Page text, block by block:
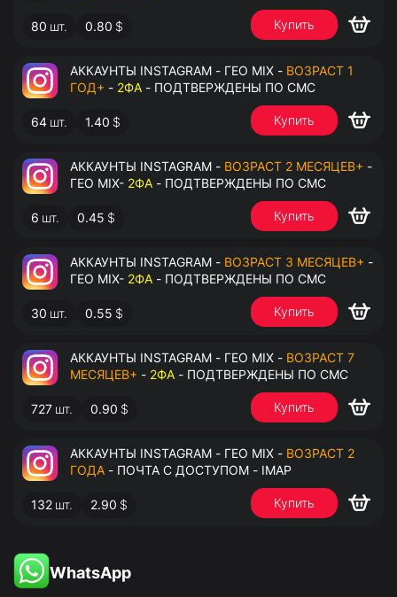
80 шт. 0.80 $ Купить
АККАУНТЫ INSTAGRAM - ГЕО MIX - ВОЗРАСТ 1
ГОД+ - 2ФА - ПОДТВЕРЖДЕНЫ ПО СМС
64 шт. 1.40 $ Купить
АККАУНТЫ INSTAGRAM - ВОЗРАСТ 2 МЕСЯЦЕВ+ -
ГЕО MIX- 2ФА - ПОДТВЕРЖДЕНЫ ПО СМС
6 шт. 0.45 $ Купить
АККАУНТЫ INSTAGRAM - ВОЗРАСТ 3 МЕСЯЦЕВ+ -
ГЕО MIX- 2ФА - ПОДТВЕРЖДЕНЫ ПО СМС
30 шт. 0.55 $ Купить
АККАУНТЫ INSTAGRAM - ГЕО MIX - ВОЗРАСТ 7
МЕСЯЦЕВ+ - 2ФА - ПОДТВЕРЖДЕНЫ ПО СМС
727 шт. 0.90 $ Купить
АККАУНТЫ INSTAGRAM - ГЕО MIX - ВОЗРАСТ 2
ГОДА - ПОЧТА С ДОСТУПОМ - IMAP
132 шт. 2.90 $ Купить
WhatsApp